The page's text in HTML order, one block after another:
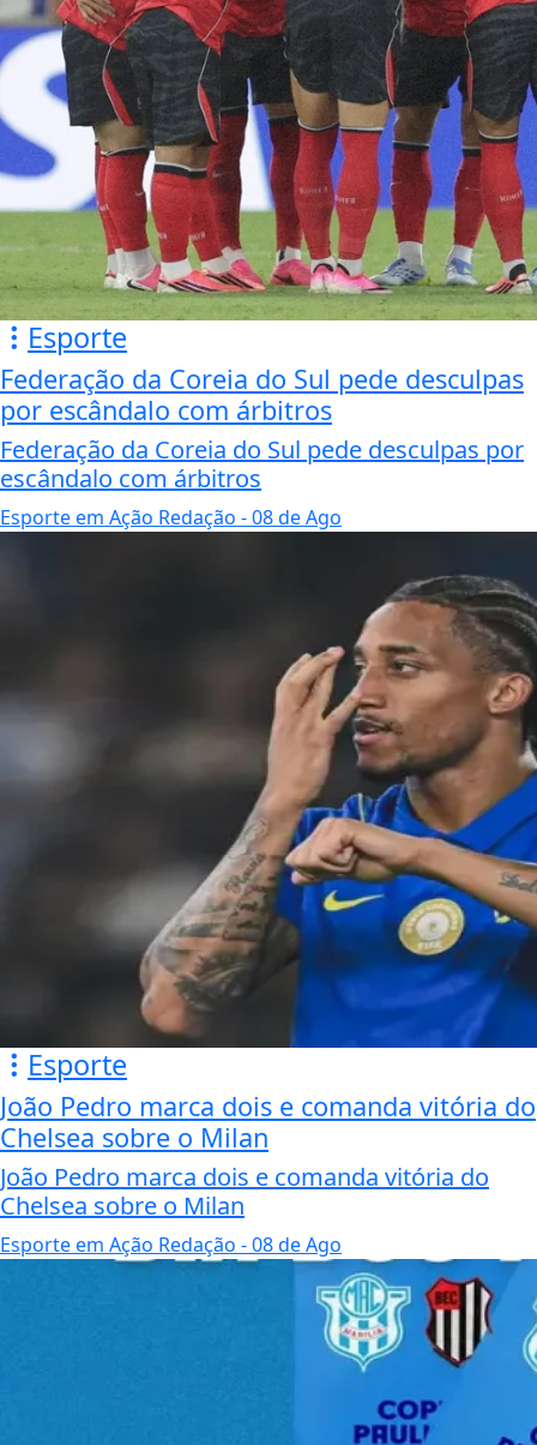
Esporte
Federação da Coreia do Sul pede desculpas
por escândalo com árbitros
Federação da Coreia do Sul pede desculpas por
escândalo com árbitros
Esporte em Ação Redação - 08 de Ago
Esporte
João Pedro marca dois e comanda vitória do
Chelsea sobre o Milan
João Pedro marca dois e comanda vitória do
Chelsea sobre o Milan
Esporte em Ação Redação - 08 de Ago